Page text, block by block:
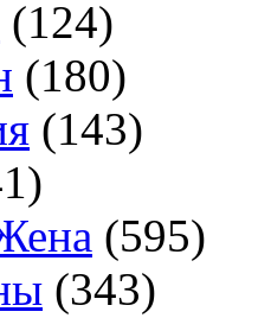
(124)
(180)
(143)
(595)
(343)